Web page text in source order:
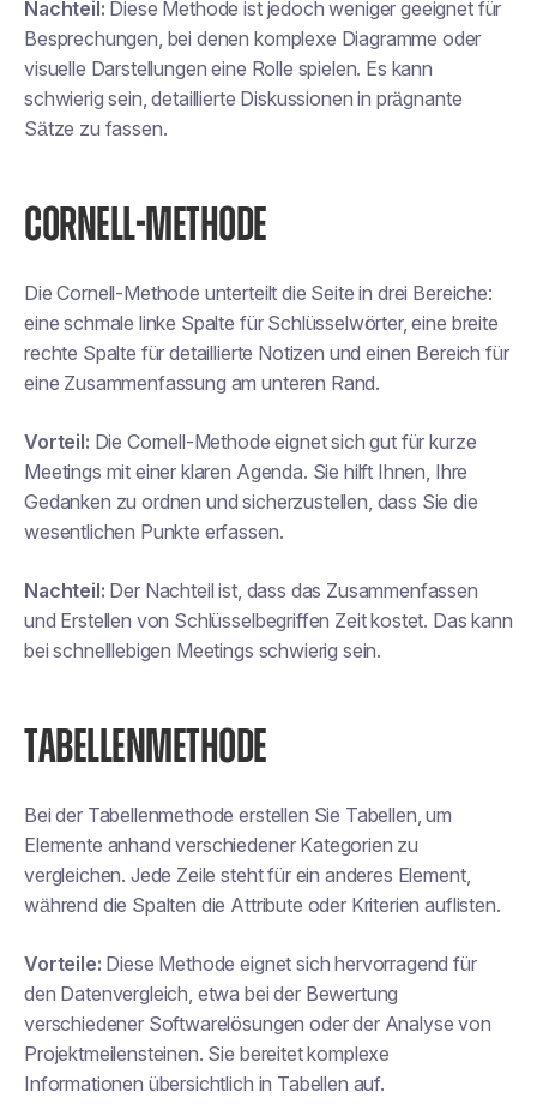
Nachteil: Diese Methode ist jedoch weniger geeignet für
Besprechungen, bei denen komplexe Diagramme oder
visuelle Darstellungen eine Rolle spielen. Es kann
schwierig sein, detaillierte Diskussionen in prägnante
Sätze zu fassen.
CORNELL-METHODE
Die Cornell-Methode unterteilt die Seite in drei Bereiche:
eine schmale linke Spalte für Schlüsselwörter, eine breite
rechte Spalte für detaillierte Notizen und einen Bereich für
eine Zusammenfassung am unteren Rand.
Vorteil: Die Cornell-Methode eignet sich gut für kurze
Meetings mit einer klaren Agenda. Sie hilft Ihnen, Ihre
Gedanken zu ordnen und sicherzustellen, dass Sie die
wesentlichen Punkte erfassen.
Nachteil: Der Nachteil ist, dass das Zusammenfassen
und Erstellen von Schlüsselbegriffen Zeit kostet. Das kann
bei schnelllebigen Meetings schwierig sein.
TABELLENMETHODE
Bei der Tabellenmethode erstellen Sie Tabellen, um
Elemente anhand verschiedener Kategorien zu
vergleichen. Jede Zeile steht für ein anderes Element,
während die Spalten die Attribute oder Kriterien auflisten.
Vorteile: Diese Methode eignet sich hervorragend für
den Datenvergleich, etwa bei der Bewertung
verschiedener Softwarelösungen oder der Analyse von
Projektmeilensteinen. Sie bereitet komplexe
Informationen übersichtlich in Tabellen auf.